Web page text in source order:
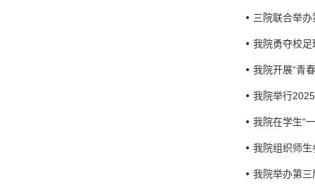
三院联合举
我院勇夺校
我院开展“青
我院举行
我院在学生“
我院组织师生
我院举办第